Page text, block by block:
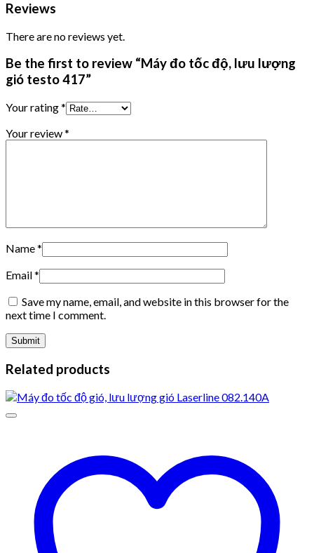
Reviews
There are no reviews yet.
Be the first to review “Máy đo tốc độ, lưu lượng
gió testo 417”
Your rating*
Your review*
Name*
Email*
Save my name, email, and website in this browser for the
next time I comment.
Related products